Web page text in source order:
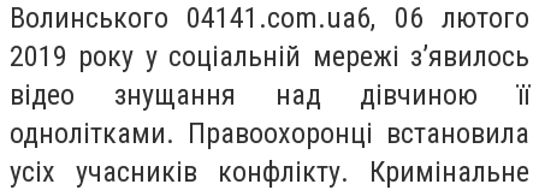
Волинського 04141.com.ua6, 06 лютого
2019 року у соціальній мережі з’явилось
відео знущання над дівчиною її
однолітками. Правоохоронці встановила
усіх учасників конфлікту. Кримінальне